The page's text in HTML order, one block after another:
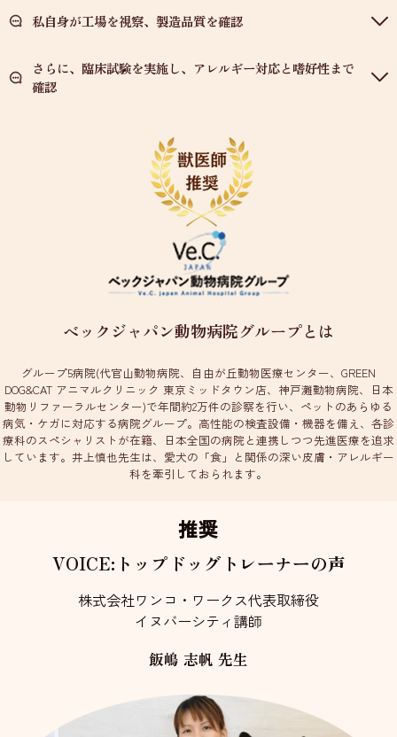
私自身が工場を視察、製造品質を確認
さらに、臨床試験を実施し、アレルギー対応と嗜好性まで
確認
ベックジャパン動物病院グループとは
グループ5病院(代官山動物病院、自由が丘動物医療センター、GREEN
DOG&CAT アニマルクリニック 東京ミッドタウン店、神戸灘動物病院、日本
動物リファーラルセンター)で年間約2万件の診察を行い、ペットのあらゆる
病気・ケガに対応する病院グループ。高性能の検査設備・機器を備え、各診
療科のスペシャリストが在籍、日本全国の病院と連携しつつ先進医療を追求
しています。井上慎也先生は、愛犬の「食」と関係の深い皮膚・アレルギー
科を牽引しておられます。
推奨
VOICE:トップドッグトレーナーの声
株式会社ワンコ・ワークス代表取締役
イヌバーシティ講師
飯嶋 志帆 先生